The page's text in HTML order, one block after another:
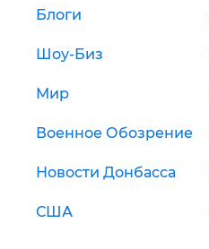
Блоги
Шоу-Биз
Мир
Военное Обозрение
Новости Донбасса
США